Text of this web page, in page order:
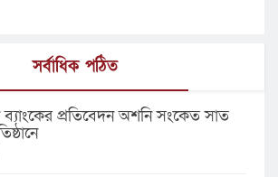
সর্বাধিক পঠিত
ব্যাংকের প্রতিবেদন অশনি সংকেত সাত